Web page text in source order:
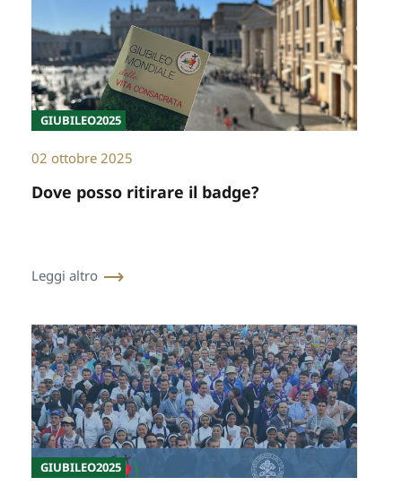
GIUBILEO2025
02 ottobre 2025
Dove posso ritirare il badge?
Leggi altro
GIUBILEO2025